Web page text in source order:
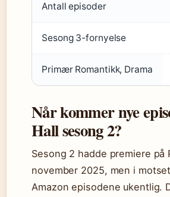
Antall episoder
Sesong 3-fornyelse
Primær Romantikk, Drama
Når kommer nye
Hall sesong 2?
Sesong 2 hadde premiere på
november 2025, men i
Amazon episodene ukentlig.